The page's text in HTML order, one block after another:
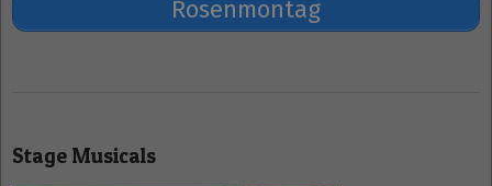
Rosenmontag
18
Stage Musicals